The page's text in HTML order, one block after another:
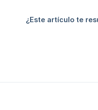
¿Este artículo te